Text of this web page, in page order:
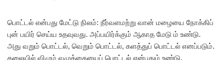
பொட்டல் என்பது மேட்டு நிலம்: நீர்வளமற்று வான் மழையை நோக்கிப்
புன் பயிர் செய்ய உதவுவது. அப்பயிர்க்கும் ஆகாத மேடு ம் உண்டு.
அது வறும் பொட்டல், வெறும் பொட்டல், களத்துப் பொட்டல் எனப்படும்.
தலையில் விழும் வழுக்கையைப் பொட்டல் என்பதும் உண்டு.